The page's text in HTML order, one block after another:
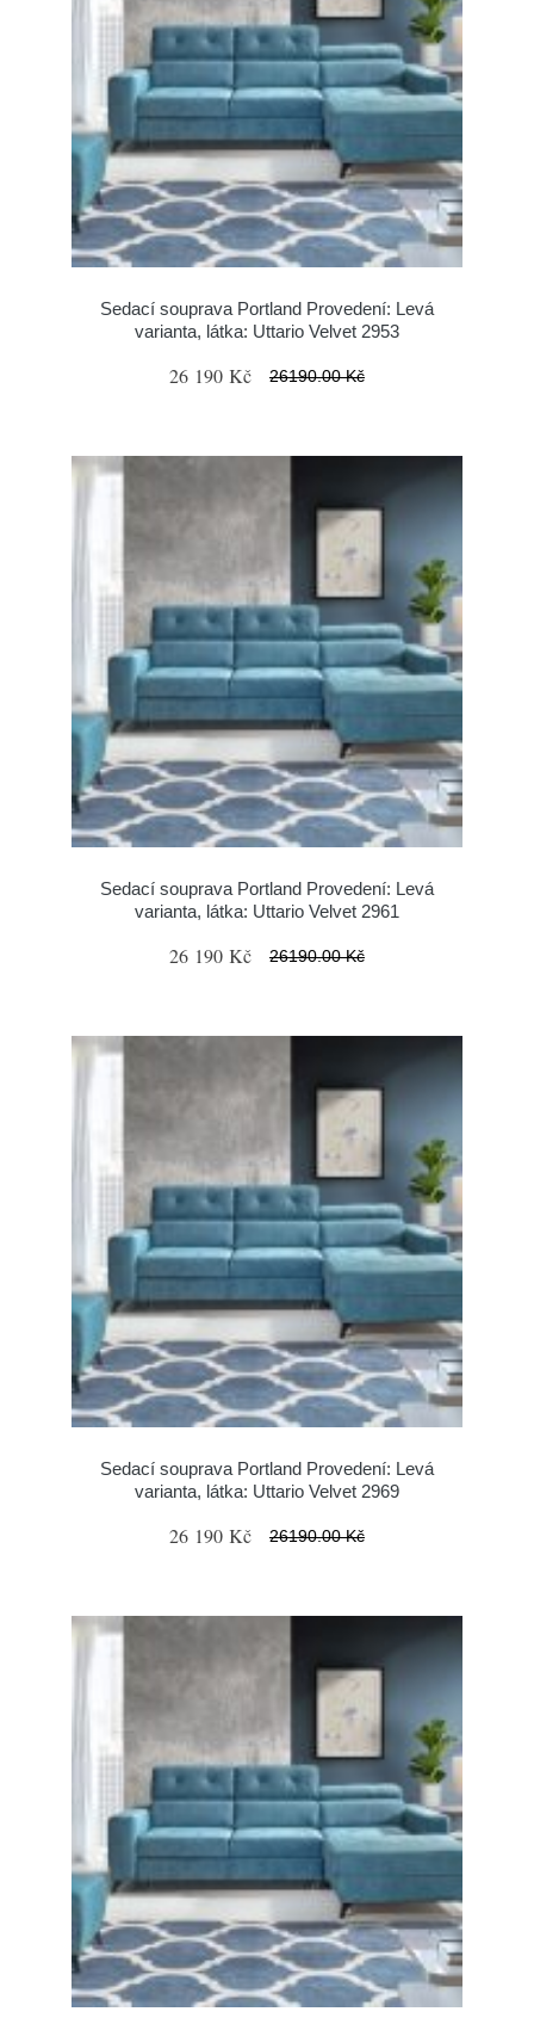
Sedací souprava Portland Provedení: Levá
varianta, látka: Uttario Velvet 2953
26 190 Kč 26190.00 Kč
Sedací souprava Portland Provedení: Levá
varianta, látka: Uttario Velvet 2961
26 190 Kč 26190.00 Kč
Sedací souprava Portland Provedení: Levá
varianta, látka: Uttario Velvet 2969
26 190 Kč 26190.00 Kč